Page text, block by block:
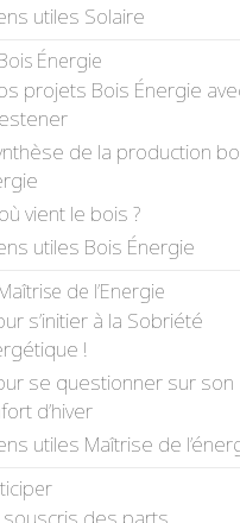
utiles Solaire
Énergie
projets Bois Énergie
de la production
vient le bois ?
utiles Bois Énergie
de l’Energie
s’initier à la Sobriété
!
se questionner sur son
d’hiver
utiles Maîtrise de
souscris des parts